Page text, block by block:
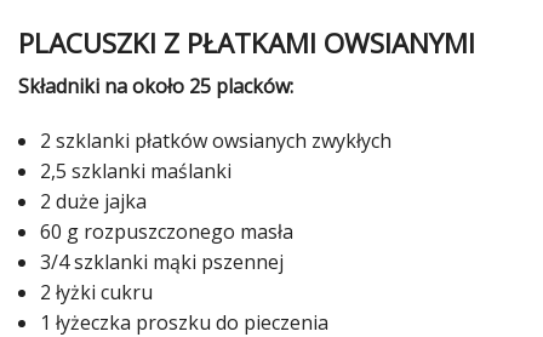
PLACUSZKI Z PŁATKAMI OWSIANYMI
Składniki na około 25 placków:
2 szklanki płatków owsianych zwykłych
2,5 szklanki maślanki
2 duże jajka
60 g rozpuszczonego masła
3/4 szklanki mąki pszennej
2 łyżki cukru
1 łyżeczka proszku do pieczenia